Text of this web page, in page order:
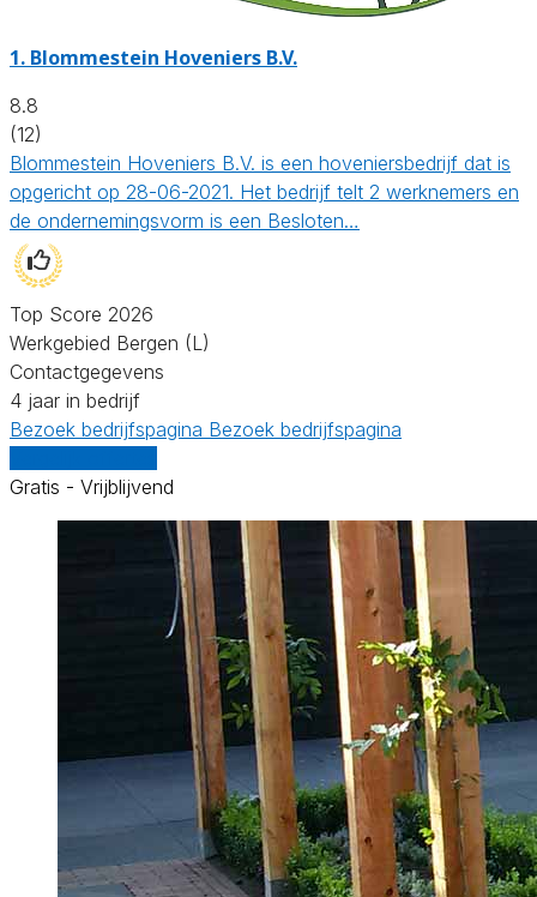
1. Blommestein Hoveniers B.V.
8.8
(12)
Blommestein Hoveniers B.V. is een hoveniersbedrijf dat is
opgericht op 28-06-2021. Het bedrijf telt 2 werknemers en
de ondernemingsvorm is een Besloten…
Top Score 2026
Werkgebied Bergen (L)
Contactgegevens
4 jaar in bedrijf
Bezoek bedrijfspagina Bezoek bedrijfspagina
Gratis - Vrijblijvend